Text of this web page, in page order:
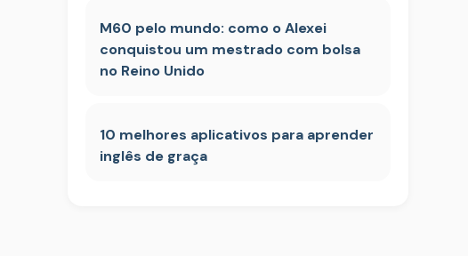
M60 pelo mundo: como o Alexei
conquistou um mestrado com bolsa
no Reino Unido
10 melhores aplicativos para aprender
inglês de graça